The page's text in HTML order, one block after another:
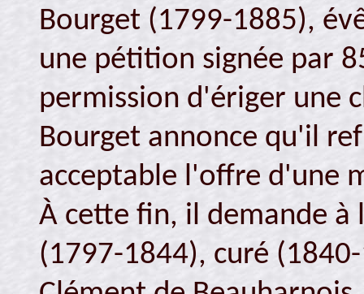
Bourget (1799-1885),
une pétition signée par
permission d'ériger une
Bourget annonce qu'il
acceptable l'offre d'une
À cette fin, il demande à
(1797-1844), curé